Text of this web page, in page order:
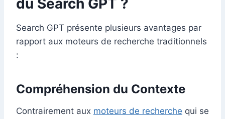
du Search GPT ?
Search GPT présente plusieurs avantages par
rapport aux moteurs de recherche traditionnels
:
Compréhension du Contexte
Contrairement aux moteurs de recherche qui se